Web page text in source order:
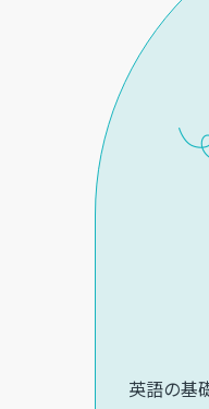
英語の基